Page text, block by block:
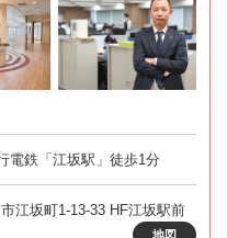
電鉄「江坂駅」徒歩1分
江坂町1-13-33 HF江坂駅前
地図